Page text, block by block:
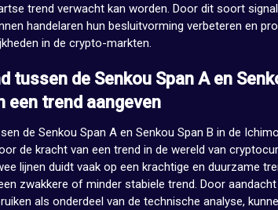
trend verwacht kan worden. Door dit soort
handelaren hun besluitvorming verbeteren en
in de crypto-markten.
tussen de Senkou Span A en
een trend aangeven
de Senkou Span A en Senkou Span B in de
de kracht van een trend in de wereld van
lijnen duidt vaak op een krachtige en duurzame
zwakkere of minder stabiele trend. Door
als onderdeel van de technische analyse,